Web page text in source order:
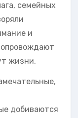
семейных
и
жизни.
добиваются